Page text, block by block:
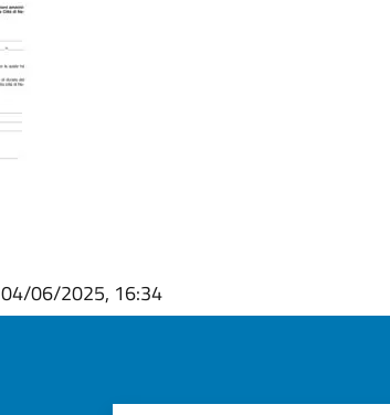
04/06/2025, 16:34